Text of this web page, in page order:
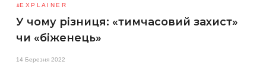
EXPLAINER
У чому різниця: «тимчасовий захист»
чи «біженець»
14 Березня 2022